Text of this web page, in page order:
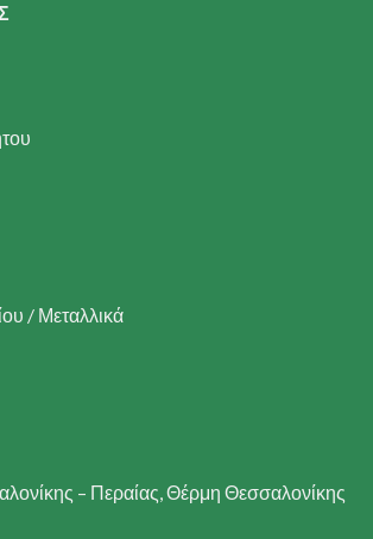
/ Μεταλλικά
– Περαίας, Θέρμη Θεσσαλονίκης